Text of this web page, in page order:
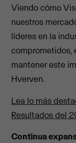
Viendo cómo
nuestros
líderes en la
comprometidos,
mantener este
Hverven.
Lea lo más
Resultados del
Continua